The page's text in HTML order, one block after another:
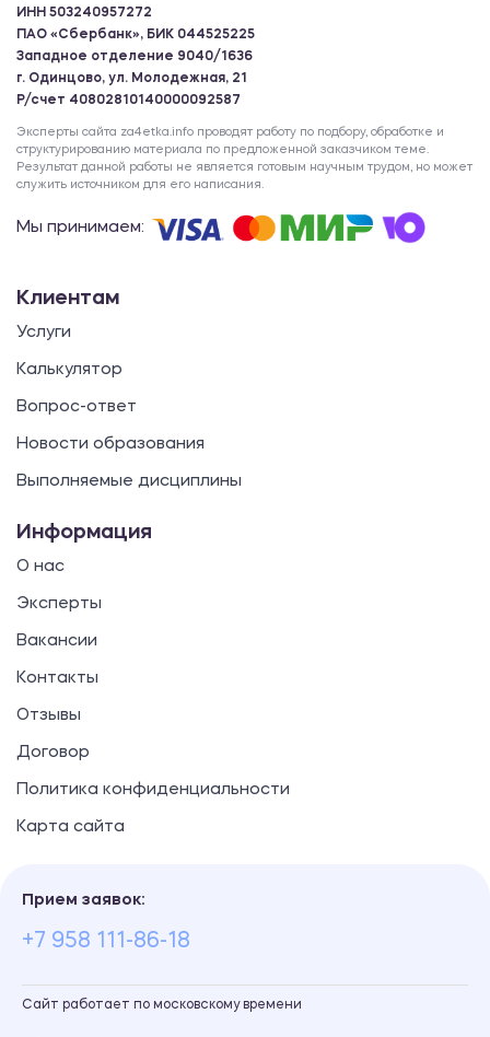
ИНН 503240957272
ПАО «Сбербанк», БИК 044525225
Западное отделение 9040/1636
г. Одинцово, ул. Молодежная, 21
Р/счет 40802810140000092587
Эксперты сайта za4etka.info проводят работу по подбору, обработке и
структурированию материала по предложенной заказчиком теме.
Результат данной работы не является готовым научным трудом, но может
служить источником для его написания.
Мы принимаем:
Клиентам
Услуги
Калькулятор
Вопрос-ответ
Новости образования
Выполняемые дисциплины
Информация
О нас
Эксперты
Вакансии
Контакты
Отзывы
Договор
Политика конфиденциальности
Карта сайта
Прием заявок:
+7 958 111-86-18
Сайт работает по московскому времени